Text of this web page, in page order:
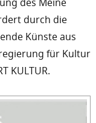
durch die
Künste aus
für Kultur
KULTUR.